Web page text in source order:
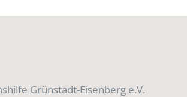
Grünstadt-Eisenberg e.V.